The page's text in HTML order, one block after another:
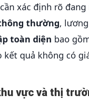
xác định rõ
thường,
toàn diện bao
kết quả không có
vực và thị